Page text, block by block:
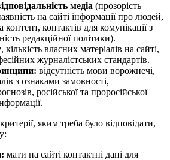
медіа (прозорість
на сайті інформації про людей,
контент, контактів для комунікації з
редакційної політики).
, кількість власних матеріалів на сайті,
журналістських стандартів.
відсутність мови ворожнечі,
з ознаками замовності,
російської та проросійської
яким треба було відповідати,
мати на сайті контактні дані для